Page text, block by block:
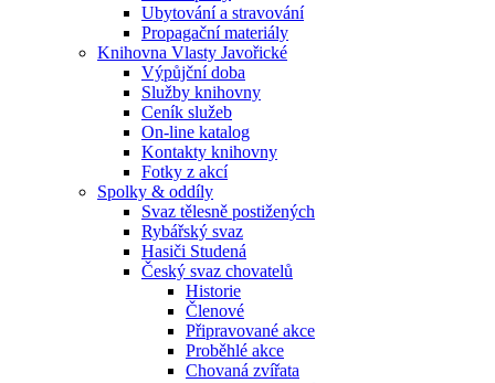
Ubytování a stravování
Propagační materiály
Knihovna Vlasty Javořické
Výpůjční doba
Služby knihovny
Ceník služeb
On-line katalog
Kontakty knihovny
Fotky z akcí
Spolky & oddíly
Svaz tělesně postižených
Rybářský svaz
Hasiči Studená
Český svaz chovatelů
Historie
Členové
Připravované akce
Proběhlé akce
Chovaná zvířata